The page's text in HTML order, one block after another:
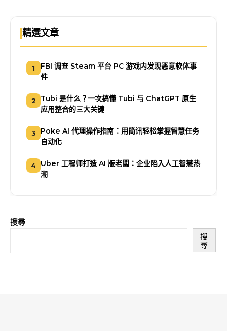
精選文章
1
FBI 调查 Steam 平台 PC 游戏内发现恶意软体事
件
2
Tubi 是什么？一次搞懂 Tubi 与 ChatGPT 原生
应用整合的三大关键
3
Poke AI 代理操作指南：用简讯轻松掌握智慧任务
自动化
4
Uber 工程师打造 AI 版老闆：企业陷入人工智慧热
潮
搜尋
搜
尋